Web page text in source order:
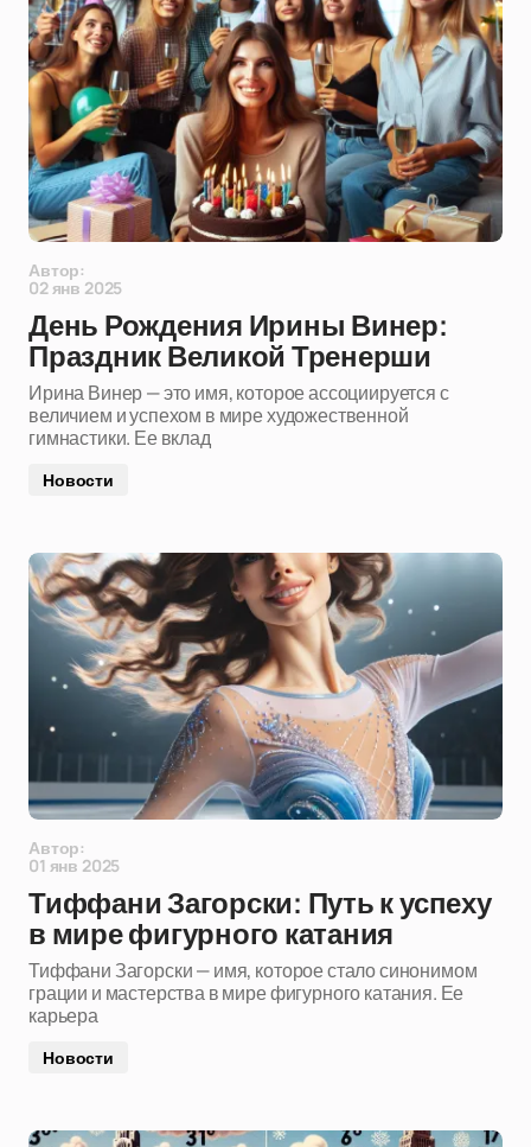
Автор:
02 янв 2025
День Рождения Ирины Винер:
Праздник Великой Тренерши
Ирина Винер — это имя, которое ассоциируется с
величием и успехом в мире художественной
гимнастики. Ее вклад
Новости
Автор:
01 янв 2025
Тиффани Загорски: Путь к успеху
в мире фигурного катания
Тиффани Загорски — имя, которое стало синонимом
грации и мастерства в мире фигурного катания. Ее
карьера
Новости